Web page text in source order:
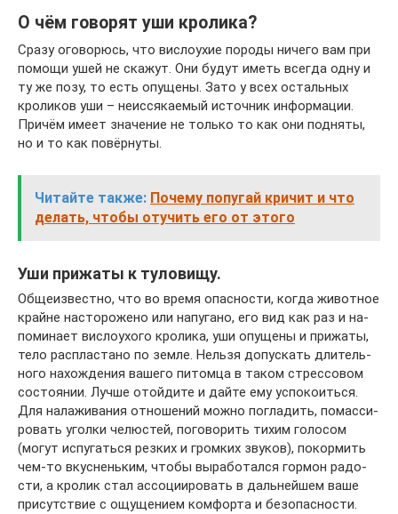
О чём говорят уши кролика?
Сразу оговорюсь, что вислоухие породы ничего вам при
помощи ушей не скажут. Они будут иметь всегда одну и
ту же позу, то есть опущены. Зато у всех остальных
кроликов уши – неиссякаемый источник информации.
Причём имеет значение не только то как они подняты,
но и то как повёрнуты.
Читайте также: Почему попугай кричит и что
делать, чтобы отучить его от этого
Уши прижаты к туловищу.
Общеизвестно, что во вре­мя опа­сно­сти, ко­гда жи­вот­ное
край­не на­сто­ро­же­но или на­пу­га­но, его вид как раз и на­
по­ми­на­ет вис­ло­ухо­го кро­ли­ка, уши опу­ще­ны и при­жаты,
тело рас­пла­ста­но по зе­мле. Нель­зя до­пу­с­кать дли­тель­
но­го на­хож­де­ния ва­ше­го пи­том­ца в та­ком стрес­со­вом
со­сто­янии. Луч­ше отой­дите и дай­те ему ус­по­ко­ить­ся.
Для на­ла­жи­ва­ния от­но­ше­ний мож­но по­гла­дить, по­мас­си­
ро­вать уго­лки че­люс­тей, по­го­во­рить ти­хим го­ло­сом
(могут ис­пу­гать­ся рез­ких и гром­ких зву­ков), по­кор­мить
чем-то вкус­нень­ким, что­бы вы­ра­бо­тал­ся гор­мон ра­до­
сти, а кро­лик стал ас­со­ци­иро­вать в даль­ней­шем ва­ше
при­сут­ствие с ощу­ще­ни­ем ком­фор­та и без­опас­но­сти.